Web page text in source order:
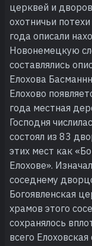
церквей и
охотничьи
года описали
Новонемецкую
составлялись
Елохова
Елохово
года местная
Господня
состоял из 83
этих мест как
Елохове».
соседнему
Богоявленская
храмов этого
сохранялось
всего